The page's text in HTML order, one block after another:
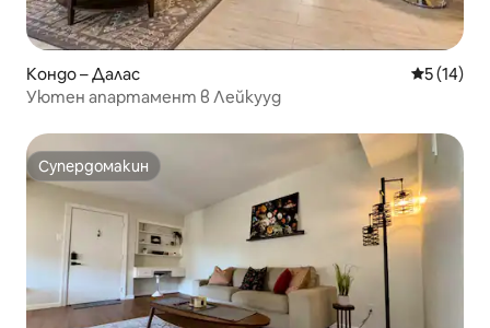
Кондо – Далас Средна
5 (14)
Уютен апартамент в Лейкууд
Супердомакин
Супердомакин